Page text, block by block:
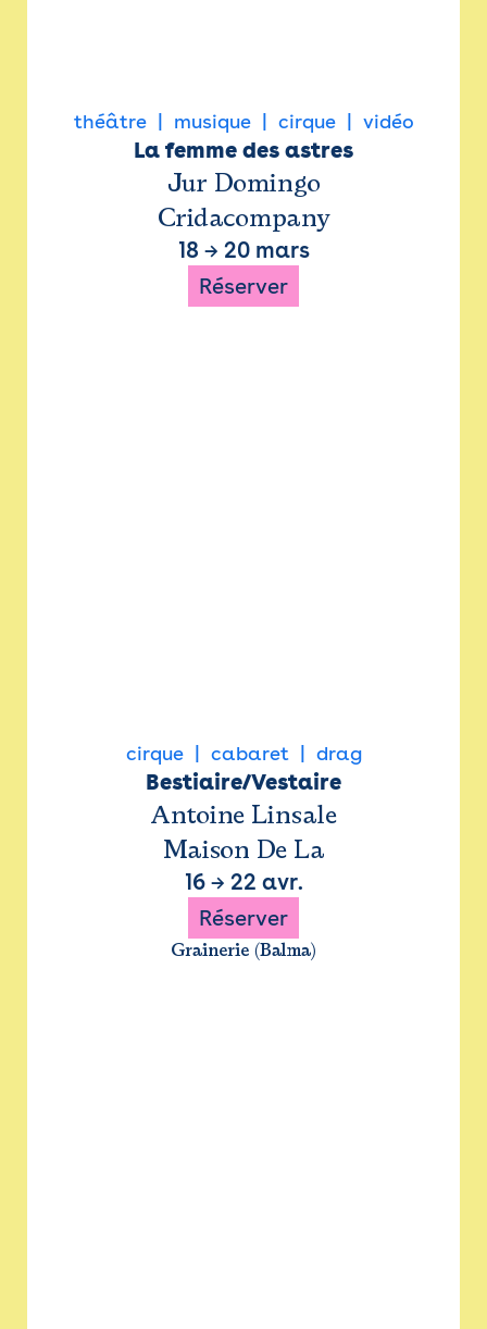
théâtre musique cirque vidéo
La femme des astres
Jur Domingo
Cridacompany
18 → 20 mars
Réserver
cirque cabaret drag
Bestiaire/Vestaire
Antoine Linsale
Maison De La
16→ 22 avr.
Réserver
Grainerie (Balma)